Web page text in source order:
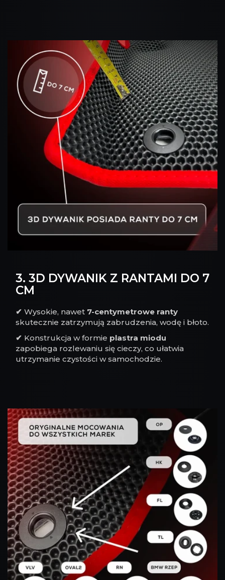
3. 3D DYWANIK Z RANTAMI DO 7
CM
✔ Wysokie, nawet 7-centymetrowe ranty
skutecznie zatrzymują zabrudzenia, wodę i błoto.
✔ Konstrukcja w formie plastra miodu
zapobiega rozlewaniu się cieczy, co ułatwia
utrzymanie czystości w samochodzie.